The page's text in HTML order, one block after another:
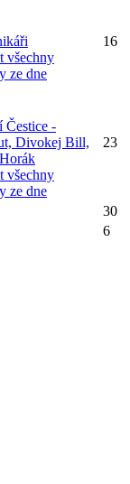
všechny
ze dne
16
Čestice -
Divokej Bill,
všechny
ze dne
23
30
6